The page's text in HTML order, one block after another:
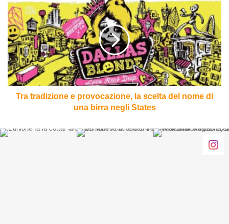
tradizione
e
provocazione,
la
scelta
del
nome
di
una
States
Tra tradizione e provocazione, la scelta del nome di
una birra negli States